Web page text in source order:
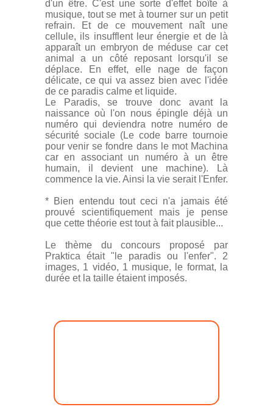
d'un être. C'est une sorte d'effet boîte à
musique, tout se met à tourner sur un petit
refrain. Et de ce mouvement naît une
cellule, ils insufflent leur énergie et de là
apparaît un embryon de méduse car cet
animal a un côté reposant lorsqu'il se
déplace. En effet, elle nage de façon
délicate, ce qui va assez bien avec l'idée
de ce paradis calme et liquide.
Le Paradis, se trouve donc avant la
naissance où l'on nous épingle déjà un
numéro qui deviendra notre numéro de
sécurité sociale (Le code barre tournoie
pour venir se fondre dans le mot Machina
car en associant un numéro à un être
humain, il devient une machine). Là
commence la vie. Ainsi la vie serait l'Enfer.
* Bien entendu tout ceci n'a jamais été
prouvé scientifiquement mais je pense
que cette théorie est tout à fait plausible...
Le thème du concours proposé par
Praktica était "le paradis ou l'enfer". 2
images, 1 vidéo, 1 musique, le format, la
durée et la taille étaient imposés.